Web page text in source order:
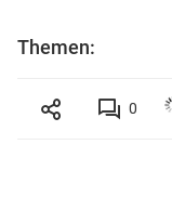
Themen:
0